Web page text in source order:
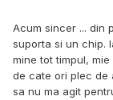
Acum sincer ... din
suporta si un chip.
mine tot timpul,
de cate ori plec de
sa nu ma agit